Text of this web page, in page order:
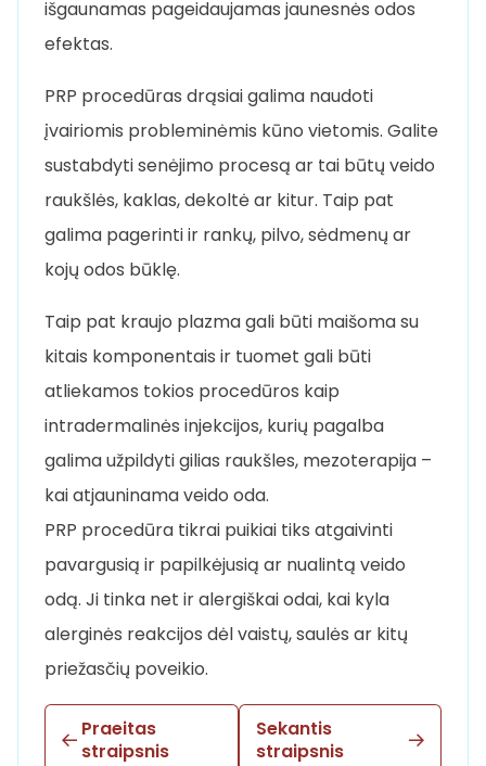
išgaunamas pageidaujamas jaunesnės odos
efektas.
PRP procedūras drąsiai galima naudoti
įvairiomis probleminėmis kūno vietomis. Galite
sustabdyti senėjimo procesą ar tai būtų veido
raukšlės, kaklas, dekoltė ar kitur. Taip pat
galima pagerinti ir rankų, pilvo, sėdmenų ar
kojų odos būklę.
Taip pat kraujo plazma gali būti maišoma su
kitais komponentais ir tuomet gali būti
atliekamos tokios procedūros kaip
intradermalinės injekcijos, kurių pagalba
galima užpildyti gilias raukšles, mezoterapija –
kai atjauninama veido oda.
PRP procedūra tikrai puikiai tiks atgaivinti
pavargusią ir papilkėjusią ar nualintą veido
odą. Ji tinka net ir alergiškai odai, kai kyla
alerginės reakcijos dėl vaistų, saulės ar kitų
priežasčių poveikio.
Praeitas
straipsnis
Sekantis
straipsnis